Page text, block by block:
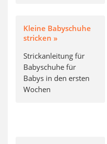
Kleine Babyschuhe
stricken »
Strickanleitung für
Babyschuhe für
Babys in den ersten
Wochen